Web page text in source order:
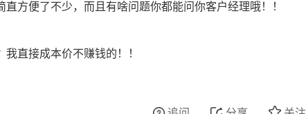
方便了不少，而且有啥问题你都能问你客户经理哦！！
直接成本价不赚钱的！！